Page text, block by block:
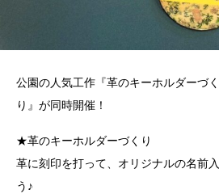
公園の人気工作『革のキーホルダーづ
り』が同時開催！
★革のキーホルダーづくり
革に刻印を打って、オリジナルの名前
う♪